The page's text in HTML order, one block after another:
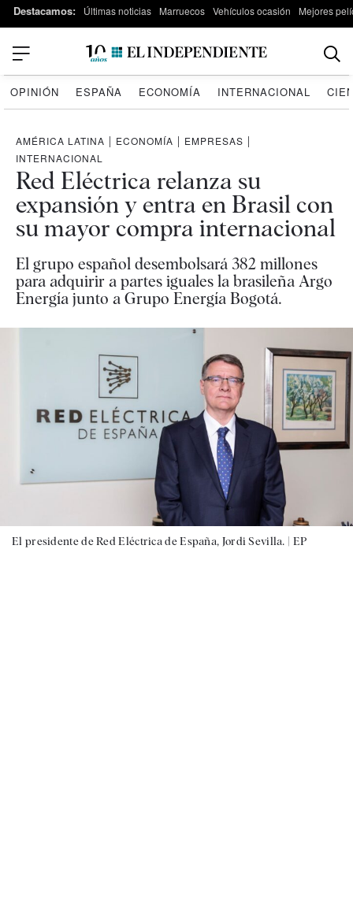
Destacamos: Últimas noticias Marruecos Vehículos ocasión Mejores
OPINIÓN ESPAÑA ECONOMÍA INTERNACIONAL
AMÉRICA LATINA | ECONOMÍA | EMPRESAS |
INTERNACIONAL
Red Eléctrica relanza su
expansión y entra en Brasil con
su mayor compra internacional
El grupo español desembolsará 382 millones
para adquirir a partes iguales la brasileña Argo
Energía junto a Grupo Energía Bogotá.
El presidente de Red Eléctrica de España, Jordi Sevilla. | EP